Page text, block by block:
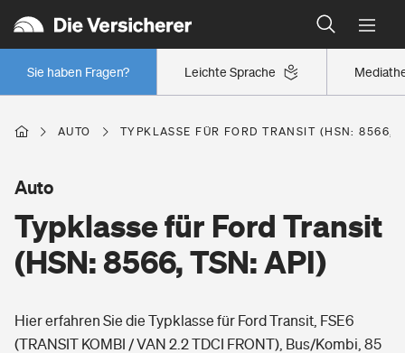
Leichte Sprache
Sie haben Fragen?
Wer versichert was: Jetzt Versicherer finden
Regionalklassen: So ist Ihre Region eingestuft
Wer versichert was: Jetzt Versicherer finden
Berufsunfähigkeitsversicherung
Erwerbsunfähigkeitsversicherung
Grundfähigkeitsversicherung
Wohnen
Freizeit
AUTO TYPKLASSE FÜR FORD TRANSIT (HSN: 8566,
Typklasse für Ford Transit
(HSN: 8566, TSN: API)
Auto
Hier erfahren Sie die Typklasse für Ford Transit, FSE6
(TRANSIT KOMBI / VAN 2.2 TDCI FRONT), Bus/Kombi, 85